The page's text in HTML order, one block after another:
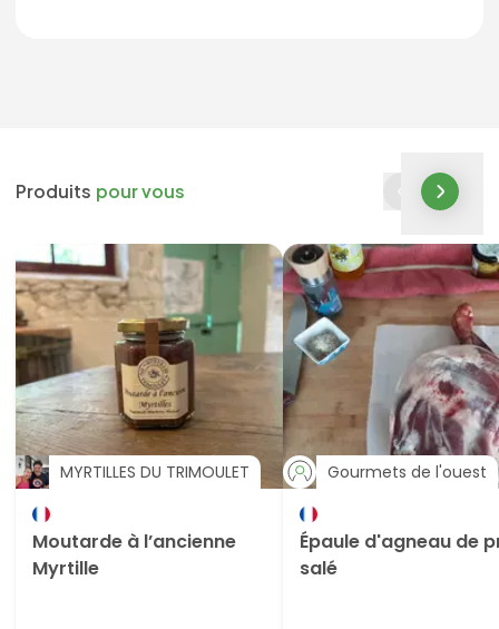
Produits pour vous
MYRTILLES DU TRIMOULET
Moutarde à l’ancienne
Myrtille
Gourmets de l'ouest
Épaule d'agneau de
salé